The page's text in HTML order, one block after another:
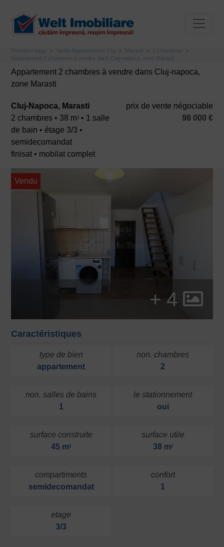
Première page Vente Appartements Cluj Marasti
2 Chambres
Appartement 2 chambres à vendre dans Cluj-napoca, zone Marasti
Appartement 2 chambres à vendre dans Cluj-napoca,
zone Marasti
Cluj-Napoca, Marasti
2 chambres • 38 m2 • 1 salle
de bain • étage 3/3 •
semidecomandat
finisat • mobilat complet
prix ​​de vente négociable
98 000 €
+ 4
Vendu
Caractéristiques
type de bien
appartement
non. chambres
2
non. salles de bains
1
le stationnement
oui
surface construite
45 m2
surface utile
38 m2
compartiments
semidecomandat
confort
1
etage
3/3